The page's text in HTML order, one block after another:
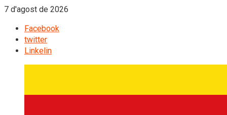
7 d'agost de 2026
Facebook
twitter
Linkelin